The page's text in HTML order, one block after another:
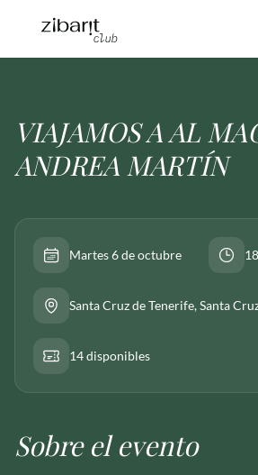
VIAJAMOS A AL
ANDREA MARTÍN
Martes 6 de octubre
Santa Cruz de Tenerife, Santa
14 disponibles
Sobre el evento